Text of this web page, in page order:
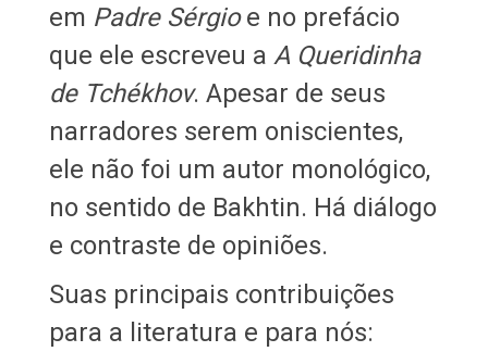
em Padre Sérgioe no prefácio
que ele escreveu a A Queridinha
de Tchékhov. Apesar de seus
narradores serem oniscientes,
ele não foi um autor monológico,
no sentido de Bakhtin. Há diálogo
e contraste de opiniões.
Suas principais contribuições
para a literatura e para nós: